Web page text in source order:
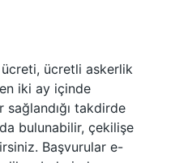
ücretli askerlik
iki ay içinde
takdirde
bulunabilir, çekilişe
Başvurular e-